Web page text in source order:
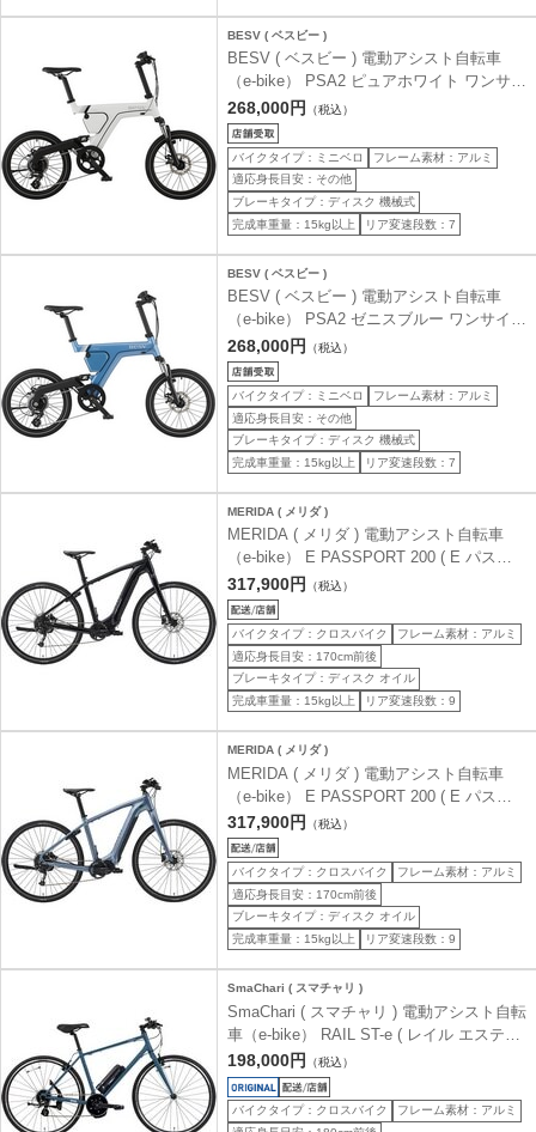
BESV ( ベスビー )
BESV ( ベスビー ) 電動アシスト自転車
（e-bike） PSA2 ピュアホワイト ワンサイ
ズ ( 身長目安150cm以上 )
268,000円 （税込）
バイクタイプ：ミニベロ
フレーム素材：アルミ
適応身長目安：その他
ブレーキタイプ：ディスク 機械式
完成車重量：15kg以上
リア変速段数：7
BESV ( ベスビー )
BESV ( ベスビー ) 電動アシスト自転車
（e-bike） PSA2 ゼニスブルー ワンサイズ
( 身長目安150cm以上 )
268,000円 （税込）
バイクタイプ：ミニベロ
フレーム素材：アルミ
適応身長目安：その他
ブレーキタイプ：ディスク 機械式
完成車重量：15kg以上
リア変速段数：7
MERIDA ( メリダ )
MERIDA ( メリダ ) 電動アシスト自転車
（e-bike） E PASSPORT 200 ( E パスポ
ート 200 ) グロッシーブラック(ダークシル
バー) | EK80 43 ( 身長目安170cm前後 )
317,900円 （税込）
バイクタイプ：クロスバイク
フレーム素材：アルミ
適応身長目安：170cm前後
ブレーキタイプ：ディスク オイル
完成車重量：15kg以上
リア変速段数：9
MERIDA ( メリダ )
MERIDA ( メリダ ) 電動アシスト自転車
（e-bike） E PASSPORT 200 ( E パスポ
ート 200 ) シルクスチールブルー(ガンメタ
ルグレー) | FB05 43 ( 身長目安170cm前後
)
317,900円 （税込）
バイクタイプ：クロスバイク
フレーム素材：アルミ
適応身長目安：170cm前後
ブレーキタイプ：ディスク オイル
完成車重量：15kg以上
リア変速段数：9
SmaChari ( スマチャリ )
SmaChari ( スマチャリ ) 電動アシスト自転
車（e-bike） RAIL ST-e ( レイル エスティ
ー イー ) マットスレートブルー 480 (身長
目安170-190cm前後)
198,000円 （税込）
バイクタイプ：クロスバイク
フレーム素材：アルミ